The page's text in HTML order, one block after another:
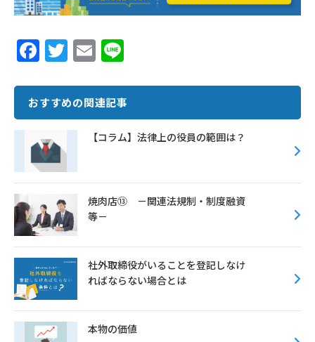
F
e
b
o
o
k
T
it
te
E
ai
l
e
おすすめの関連記事
【コラム】法律上の役員の範囲は？
焼肉店⑬ －関連法規制・制度融資
等－
社外取締役がいることを登記しなけ
ればならない場合とは
本物の価値